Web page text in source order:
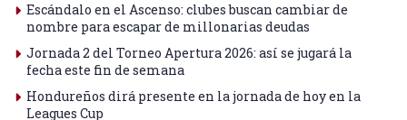
Escándalo en el Ascenso: clubes buscan cambiar de
nombre para escapar de millonarias deudas
Jornada 2 del Torneo Apertura 2026: así se jugará la
fecha este fin de semana
Hondureños dirá presente en la jornada de hoy en la
Leagues Cup